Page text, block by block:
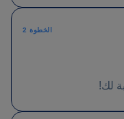
الخطوة 2
لك!